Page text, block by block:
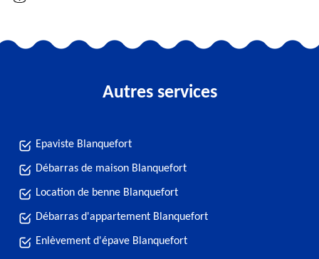
Autres services
Epaviste Blanquefort
Débarras de maison Blanquefort
Location de benne Blanquefort
Débarras d'appartement Blanquefort
Enlèvement d'épave Blanquefort